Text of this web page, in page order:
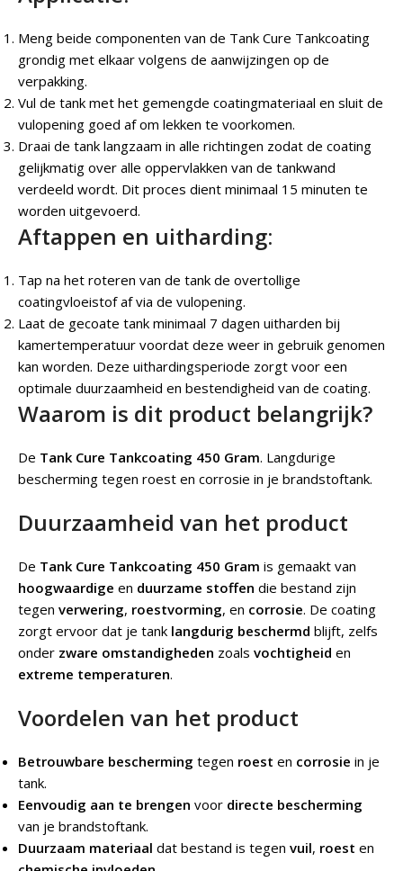
Meng beide componenten van de Tank Cure Tankcoating
grondig met elkaar volgens de aanwijzingen op de
verpakking.
Vul de tank met het gemengde coatingmateriaal en sluit de
vulopening goed af om lekken te voorkomen.
Draai de tank langzaam in alle richtingen zodat de coating
gelijkmatig over alle oppervlakken van de tankwand
verdeeld wordt. Dit proces dient minimaal 15 minuten te
worden uitgevoerd.
Aftappen en uitharding:
Tap na het roteren van de tank de overtollige
coatingvloeistof af via de vulopening.
Laat de gecoate tank minimaal 7 dagen uitharden bij
kamertemperatuur voordat deze weer in gebruik genomen
kan worden. Deze uithardingsperiode zorgt voor een
optimale duurzaamheid en bestendigheid van de coating.
Waarom is dit product belangrijk?
De Tank Cure Tankcoating 450 Gram. Langdurige
bescherming tegen roest en corrosie in je brandstoftank.
Duurzaamheid van het product
De Tank Cure Tankcoating 450 Gram is gemaakt van
hoogwaardige en duurzame stoffen die bestand zijn
tegen verwering, roestvorming, en corrosie. De coating
zorgt ervoor dat je tank langdurig beschermd blijft, zelfs
onder zware omstandigheden zoals vochtigheid en
extreme temperaturen.
Voordelen van het product
Betrouwbare bescherming tegen roest en corrosie in je
tank.
Eenvoudig aan te brengen voor directe bescherming
van je brandstoftank.
Duurzaam materiaal dat bestand is tegen vuil, roest en